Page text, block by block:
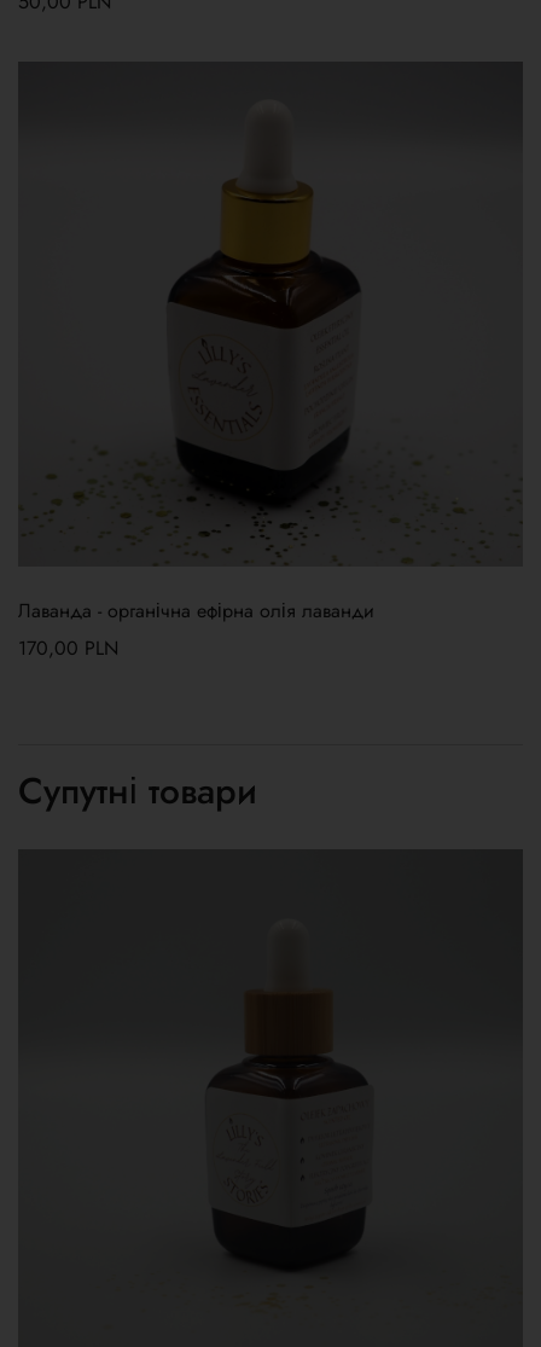
Лаванда - органічна ефірна олія лаванди
170,00 PLN
Супутні товари